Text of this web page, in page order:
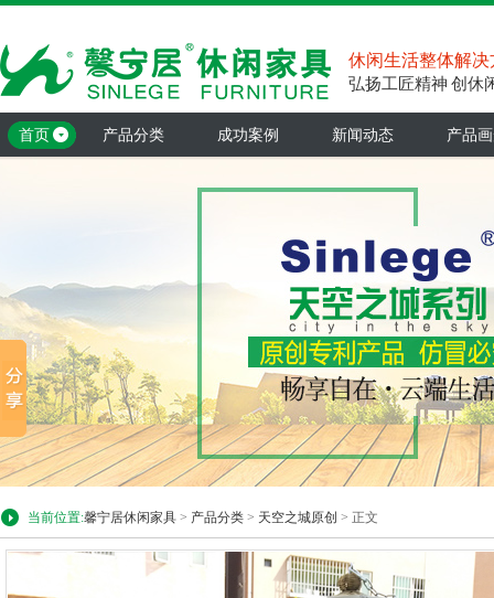
休闲生活整体解决
弘扬工匠精神 创休
首页 产品分类 成功案例 新闻动态 产品
当前位置:馨宁居休闲家具 > 产品分类 > 天空之城原创 > 正文